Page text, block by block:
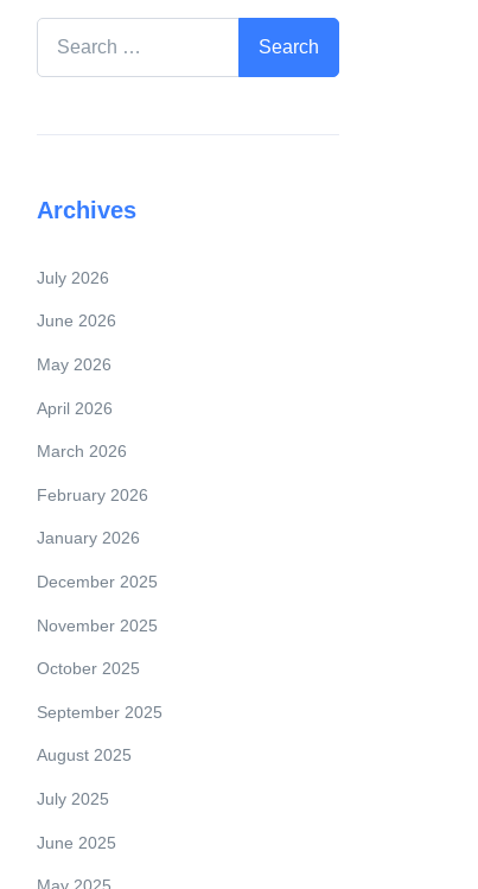
Archives
July 2026
June 2026
May 2026
April 2026
March 2026
February 2026
January 2026
December 2025
November 2025
October 2025
September 2025
August 2025
July 2025
June 2025